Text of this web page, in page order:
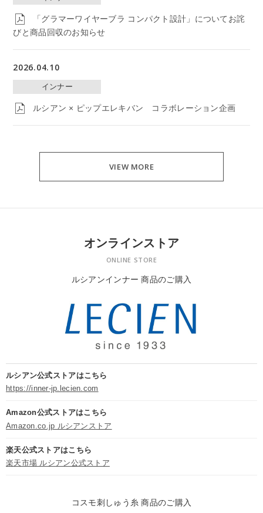
「グラマーワイヤーブラ コンパクト設計」についてお詫
びと商品回収のお知らせ
2026.04.10
インナー
ルシアン × ピップエレキバン コラボレーション企画
VIEW MORE
オンラインストア
ONLINE STORE
ルシアンインナー 商品のご購入
ルシアン公式ストアはこちら
https://inner-jp.lecien.com
Amazon公式ストアはこちら
Amazon.co.jp ルシアンストア
楽天公式ストアはこちら
楽天市場 ルシアン公式ストア
コスモ刺しゅう糸 商品のご購入